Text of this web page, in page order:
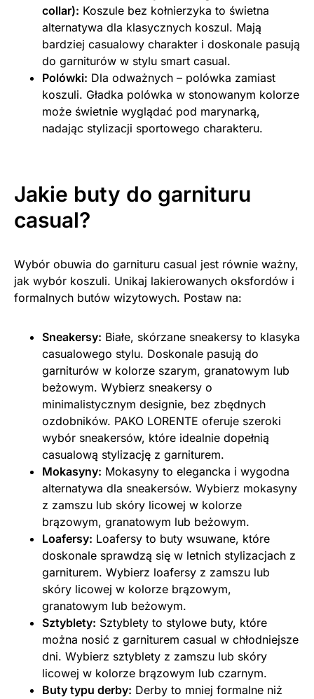
collar): Koszule bez kołnierzyka to świetna
alternatywa dla klasycznych koszul. Mają
bardziej casualowy charakter i doskonale pasują
do garniturów w stylu smart casual.
Polówki: Dla odważnych – polówka zamiast
koszuli. Gładka polówka w stonowanym kolorze
może świetnie wyglądać pod marynarką,
nadając stylizacji sportowego charakteru.
Jakie buty do garnituru
casual?
Wybór obuwia do garnituru casual jest równie ważny,
jak wybór koszuli. Unikaj lakierowanych oksfordów i
formalnych butów wizytowych. Postaw na:
Sneakersy: Białe, skórzane sneakersy to klasyka
casualowego stylu. Doskonale pasują do
garniturów w kolorze szarym, granatowym lub
beżowym. Wybierz sneakersy o
minimalistycznym designie, bez zbędnych
ozdobników. PAKO LORENTE oferuje szeroki
wybór sneakersów, które idealnie dopełnią
casualową stylizację z garniturem.
Mokasyny: Mokasyny to elegancka i wygodna
alternatywa dla sneakersów. Wybierz mokasyny
z zamszu lub skóry licowej w kolorze
brązowym, granatowym lub beżowym.
Loafersy: Loafersy to buty wsuwane, które
doskonale sprawdzą się w letnich stylizacjach z
garniturem. Wybierz loafersy z zamszu lub
skóry licowej w kolorze brązowym,
granatowym lub beżowym.
Sztyblety: Sztyblety to stylowe buty, które
można nosić z garniturem casual w chłodniejsze
dni. Wybierz sztyblety z zamszu lub skóry
licowej w kolorze brązowym lub czarnym.
Buty typu derby: Derby to mniej formalne niż